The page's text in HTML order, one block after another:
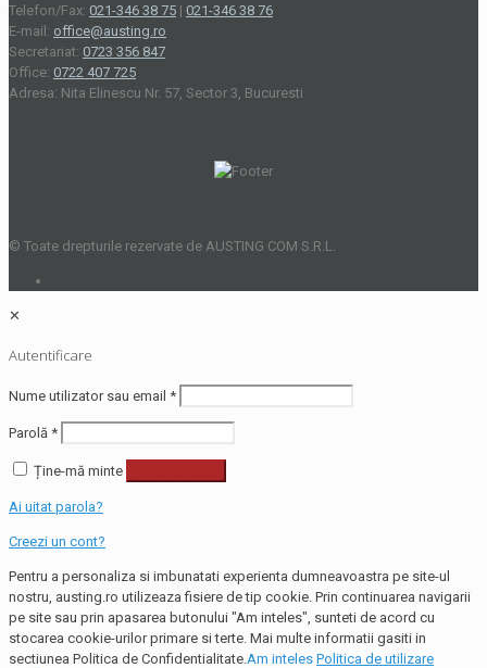
Telefon/Fax: 021-346 38 75 | 021-346 38 76
E-mail: office@austing.ro
Secretariat: 0723 356 847
Office: 0722 407 725
Adresa: Nita Elinescu Nr. 57, Sector 3, Bucuresti
© Toate drepturile rezervate de AUSTING COM S.R.L.
✕
Autentificare
Nume utilizator sau email *
Parolă *
Ține-mă minte
Ai uitat parola?
Creezi un cont?
Pentru a personaliza si imbunatati experienta dumneavoastra pe site-ul
nostru, austing.ro utilizeaza fisiere de tip cookie. Prin continuarea navigarii
pe site sau prin apasarea butonului "Am inteles", sunteti de acord cu
stocarea cookie-urilor primare si terte. Mai multe informatii gasiti in
sectiunea Politica de Confidentialitate. Am inteles Politica de utilizare